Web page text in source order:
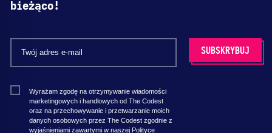
bieżąco!
Wyrażam zgodę na otrzymywanie wiadomości
marketingowych i handlowych od The Codest
oraz na przechowywanie i przetwarzanie moich
danych osobowych przez The Codest zgodnie z
wyjaśnieniami zawartymi w naszej Polityce